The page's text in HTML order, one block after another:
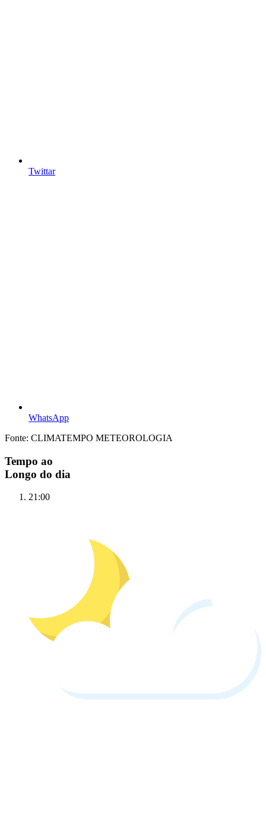
Twittar
WhatsApp
Fonte: CLIMATEMPO METEOROLOGIA
Tempo ao
Longo do dia
21:00